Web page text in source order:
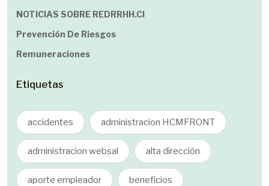
NOTICIAS SOBRE REDRRHH.cl
Prevención De Riesgos
Remuneraciones
Etiquetas
accidentes administracion HCMFRONT
administracion websal alta dirección
aporte empleador beneficios